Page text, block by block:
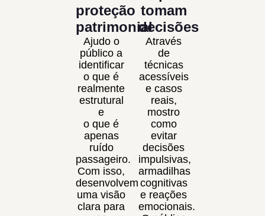
proteção
patrimonial
Ajudo o
público a
identificar
o que é
realmente
estrutural
e
o que é
apenas
ruído
passageiro.
Com isso,
desenvolvem
uma visão
clara para
tomam
decisões
Através
de
técnicas
acessíveis
e casos
reais,
mostro
como
evitar
decisões
impulsivas,
armadilhas
cognitivas
e reações
emocionais.